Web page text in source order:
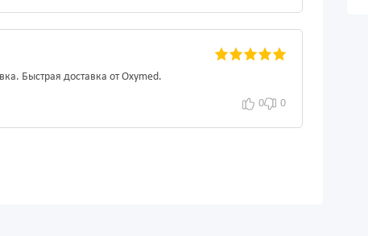
Быстрая доставка от Oxymed.
0 0